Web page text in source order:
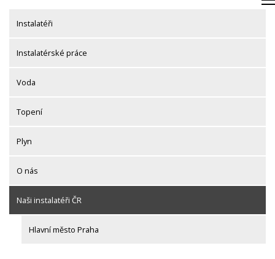
contentInstalatéři
Instalatérské práce
Voda
Topení
Plyn
O nás
Naši instalatéři ČR
Hlavní město Praha